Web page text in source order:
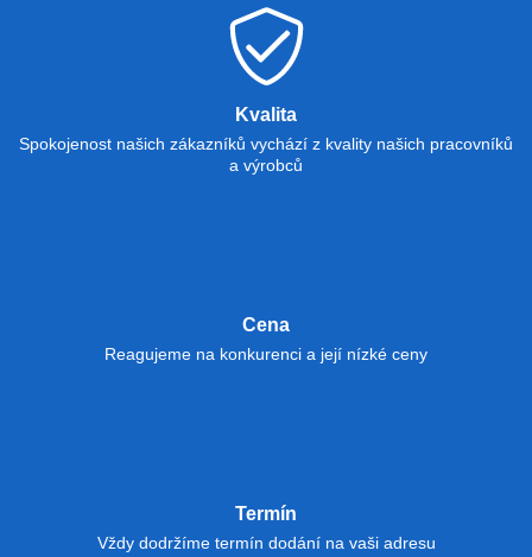
Kvalita
Spokojenost našich zákazníků vychází z kvality našich pracovníků
a výrobců
Cena
Reagujeme na konkurenci a její nízké ceny
Termín
Vždy dodržíme termín dodání na vaši adresu